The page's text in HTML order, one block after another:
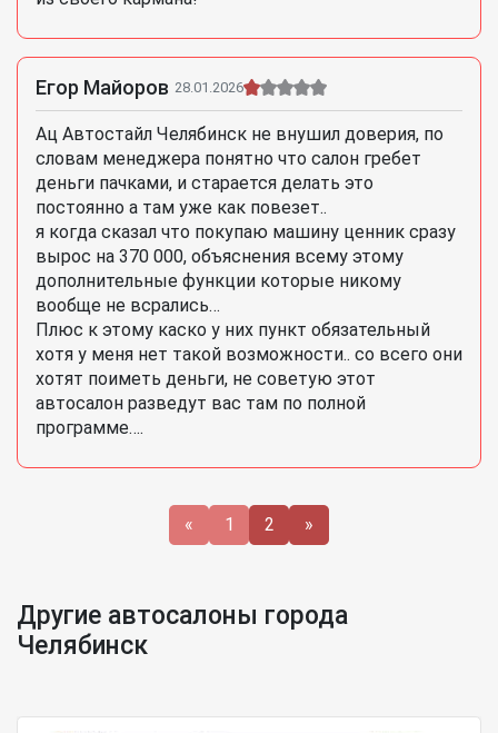
Егор Майоров 28.01.2026
Ац Автостайл Челябинск не внушил доверия, по
словам менеджера понятно что салон гребет
деньги пачками, и старается делать это
постоянно а там уже как повезет..
я когда сказал что покупаю машину ценник сразу
вырос на 370 000, объяснения всему этому
дополнительные функции которые никому
вообще не всрались…
Плюс к этому каско у них пункт обязательный
хотя у меня нет такой возможности.. со всего они
хотят поиметь деньги, не советую этот
автосалон разведут вас там по полной
программе….
« 1 2 »
Другие автосалоны города
Челябинск